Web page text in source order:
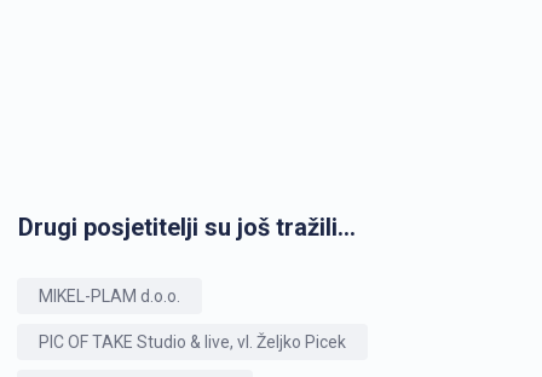
Drugi posjetitelji su još tražili...
MIKEL-PLAM d.o.o.
PIC OF TAKE Studio & live, vl. Željko Picek